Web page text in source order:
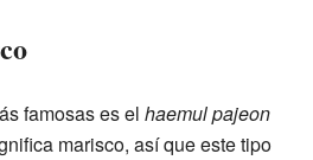
famosas es el haemul pajeon
marisco, así que este tipo